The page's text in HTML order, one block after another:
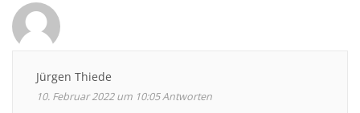
Jürgen Thiede
10. Februar 2022 um 10:05Antworten